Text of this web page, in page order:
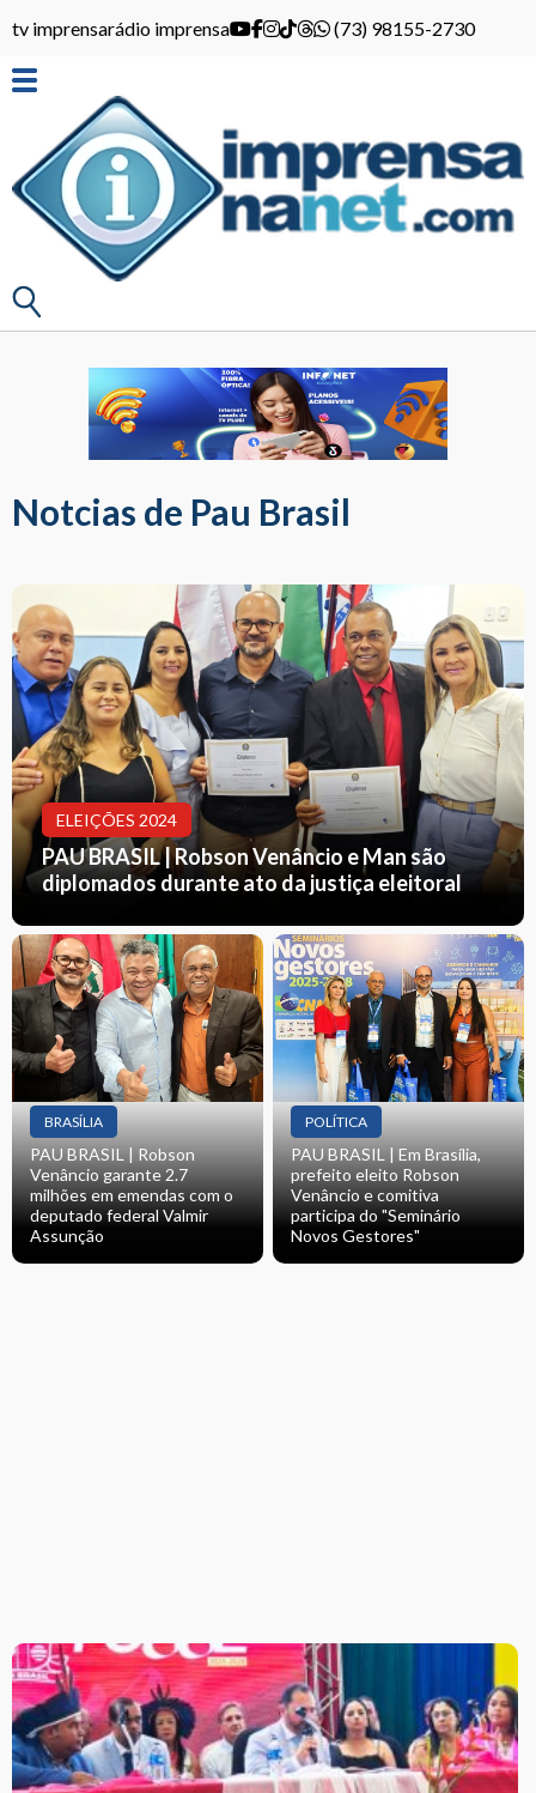
tv imprensarádio imprensa (73) 98155-2730
Notcias de Pau Brasil
ELEIÇÕES 2024
PAU BRASIL | Robson Venâncio e Man são
diplomados durante ato da justiça eleitoral
BRASÍLIA
PAU BRASIL | Robson
Venâncio garante 2.7
milhões em emendas com o
deputado federal Valmir
Assunção
POLÍTICA
PAU BRASIL | Em Brasília,
prefeito eleito Robson
Venâncio e comitiva
participa do "Seminário
Novos Gestores"